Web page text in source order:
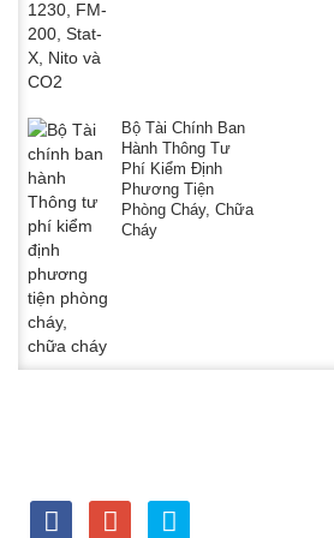
Bộ Tài Chính Ban
Hành Thông Tư
Phí Kiểm Định
Phương Tiện
Phòng Cháy, Chữa
Cháy